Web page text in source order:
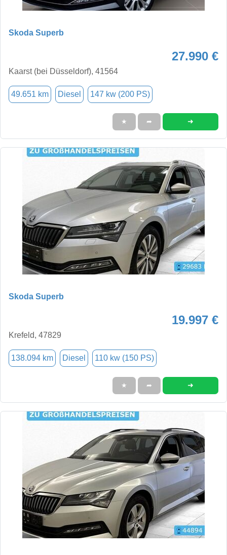
Skoda Superb
27.990 €
Kaarst (bei Düsseldorf), 41564
49.651 km Diesel 147 kw (200 PS)
★ ➦ ➜
Skoda Superb
19.997 €
Krefeld, 47829
138.094 km Diesel 110 kw (150 PS)
★ ➦ ➜